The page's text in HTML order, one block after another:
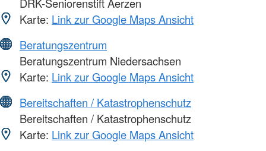
Karte: Link zur Google Maps Ansicht
Beratungszentrum
Beratungszentrum Niedersachsen
Karte: Link zur Google Maps Ansicht
Bereitschaften / Katastrophenschutz
Bereitschaften / Katastrophenschutz
Karte: Link zur Google Maps Ansicht